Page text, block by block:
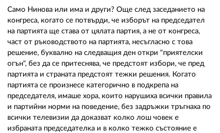
Само Нинова или има и други? Още след заседанието на
конгреса, когато се потвърди, че изборът на председател
на партията ще става от цялата партия, а не от конгреса,
част от ръководството на партията, несъгласно с това
решение, буквално на следващия ден откри "приятелски
огън", без да се притеснява, че предстоят избори, че пред
партията и страната предстоят тежки решения. Когато
партията се произнесе категорично в подкрепа на
председателя, имаше хора, които нарушиха всички правила
и партийни норми на поведение, без задръжки тръгнаха по
всички телевизии да доказват колко лош човек е
избраната председателка и в колко тежко състояние е